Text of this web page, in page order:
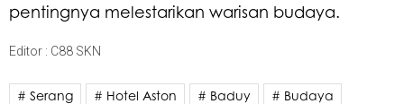
pentingnya melestarikan warisan budaya.
Editor : C88 SKN
# Serang # Hotel Aston # Baduy
# Budaya